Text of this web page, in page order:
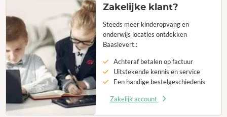
Zakelijke klant?
Steeds meer kinderopvang en
onderwijs locaties ontdekken
Baaslevert.:
Achteraf betalen op factuur
Uitstekende kennis en service
Een handige bestelgeschiedenis
Zakelijk account